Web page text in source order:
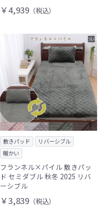
￥4,939 （税込）
敷きパッド
リバーシブル
暖かい
フランネル×パイル 敷きパッ
ド セミダブル 秋冬 2025 リバ
ーシブル
￥3,839 （税込）